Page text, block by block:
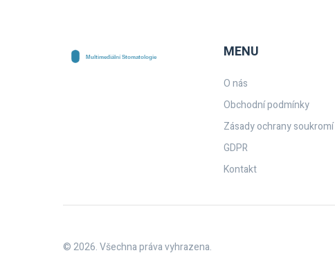
MENU
O nás
Obchodní podmínky
Zásady ochrany soukromí
GDPR
Kontakt
© 2026. Všechna práva vyhrazena.